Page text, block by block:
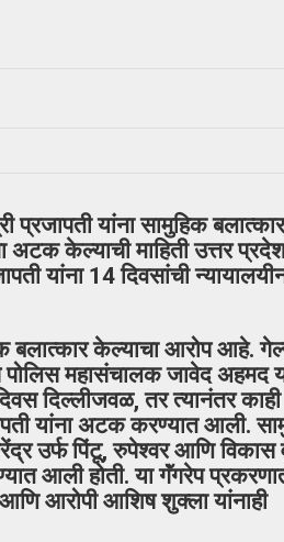
यांना सामुहिक बलात्कार
केल्याची माहिती उत्तर
यांना 14 दिवसांची
बलात्कार केल्याचा आरोप आहे.
पोलिस महासंचालक जावेद अहमद
दिल्लीजवळ, तर त्यानंतर काही
यांना अटक करण्यात आली.
उर्फ पिंटू, रुपेश्वर आणि विकास
आली होती. या गॅंगरेप
आरोपी आशिष शुक्‍ला यांनाही